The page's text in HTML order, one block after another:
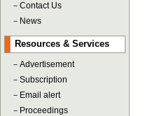
－ Contact Us
－ News
Resources & Services
－ Advertisement
－ Subscription
－ Email alert
－ Proceedings